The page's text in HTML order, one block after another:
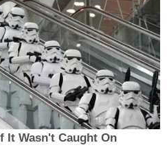
It Wasn't Caught On